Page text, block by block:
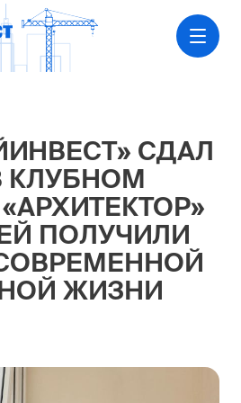
СДАЛ
КЛУБНОМ
ПОЛУЧИЛИ
ЖИЗНИ